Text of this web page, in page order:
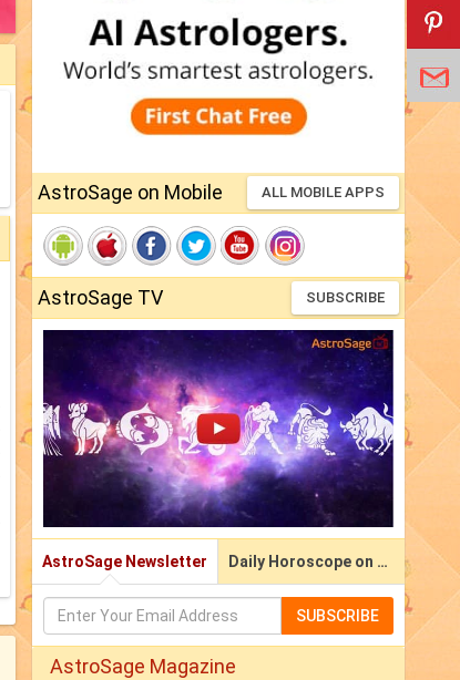
AstroSage on Mobile ALL MOBILE APPS
AstroSage TV SUBSCRIBE
AstroSage Newsletter Daily Horoscope on Email
SUBSCRIBE
AstroSage Magazine